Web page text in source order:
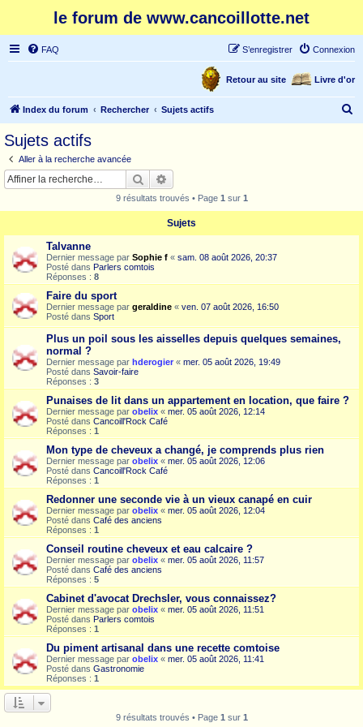
le forum de www.cancoillotte.net
FAQ Connexion
S’enregistrer
Livre d'or
Retour au site
Index du forum Rechercher Sujets actifs
r
Sujets actifs
Aller à la recherche avancée
Rechercher
9 résultats trouvés • Page 1 sur 1
Sujets
Talvanne
Dernier message par Sophie f « sam. 08 août 2026, 20:37
Posté dans Parlers comtois
Réponses : 8
Faire du sport
Dernier message par geraldine « ven. 07 août 2026, 16:50
Posté dans Sport
Plus un poil sous les aisselles depuis quelques semaines,
normal ?
Dernier message par hderogier « mer. 05 août 2026, 19:49
Posté dans Savoir-faire
Réponses : 3
Punaises de lit dans un appartement en location, que faire ?
Dernier message par obelix « mer. 05 août 2026, 12:14
Posté dans Cancoill'Rock Café
Réponses : 1
Mon type de cheveux a changé, je comprends plus rien
Dernier message par obelix « mer. 05 août 2026, 12:06
Posté dans Cancoill'Rock Café
Réponses : 1
Redonner une seconde vie à un vieux canapé en cuir
Dernier message par obelix « mer. 05 août 2026, 12:04
Posté dans Café des anciens
Réponses : 1
Conseil routine cheveux et eau calcaire ?
Dernier message par obelix « mer. 05 août 2026, 11:57
Posté dans Café des anciens
Réponses : 5
Cabinet d'avocat Drechsler, vous connaissez?
Dernier message par obelix « mer. 05 août 2026, 11:51
Posté dans Parlers comtois
Réponses : 1
Du piment artisanal dans une recette comtoise
Dernier message par obelix « mer. 05 août 2026, 11:41
Posté dans Gastronomie
Réponses : 1
9 résultats trouvés • Page 1 sur 1